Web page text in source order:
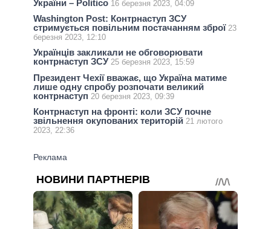
України – Politico 16 березня 2023, 04:09
Washington Post: Контрнаступ ЗСУ
стримується повільним постачанням зброї 23
березня 2023, 12:10
Українців закликали не обговорювати
контрнаступ ЗСУ 25 березня 2023, 15:59
Президент Чехії вважає, що Україна матиме
лише одну спробу розпочати великий
контрнаступ 20 березня 2023, 09:39
Контрнаступ на фронті: коли ЗСУ почне
звільнення окупованих територій 21 лютого
2023, 22:36